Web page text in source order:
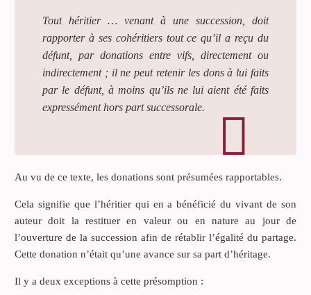
Tout héritier … venant à une succession, doit
rapporter à ses cohéritiers tout ce qu’il a reçu du
défunt, par donations entre vifs, directement ou
indirectement ; il ne peut retenir les dons à lui faits
par le défunt, à moins qu’ils ne lui aient été faits
expressément hors part successorale.
Au vu de ce texte, les donations sont présumées rapportables.
Cela signifie que l’héritier qui en a bénéficié du vivant de son
auteur doit la restituer en valeur ou en nature au jour de
l’ouverture de la succession afin de rétablir l’égalité du partage.
Cette donation n’était qu’une avance sur sa part d’héritage.
Il y a deux exceptions à cette présomption :